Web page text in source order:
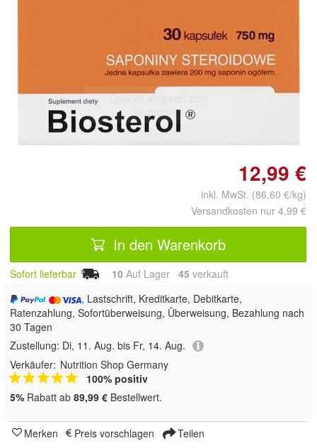
Doppelt antippen zum
vergrößern
12,99 €
inkl. MwSt. (86,60 €/kg)
Versandkosten nur 4,99 €
In den Warenkorb
Sofort lieferbar 10 Auf Lager 45 verkauft
, Lastschrift, Kreditkarte, Debitkarte,
Ratenzahlung, Sofortüberweisung, Überweisung, Bezahlung nach
30 Tagen
Zustellung: Di, 11. Aug. bis Fr, 14. Aug.
Verkäufer: Nutrition Shop Germany
100% positiv
5% Rabatt ab 89,99 € Bestellwert.
Merken Preis vorschlagen Teilen